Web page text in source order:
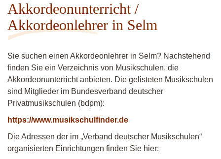
Akkordeonunterricht /
Akkordeonlehrer in Selm
Sie suchen einen Akkordeonlehrer in Selm? Nachstehend
finden Sie ein Verzeichnis von Musikschulen, die
Akkordeonunterricht anbieten. Die gelisteten Musikschulen
sind Mitglieder im Bundesverband deutscher
Privatmusikschulen (bdpm):
https://www.musikschulfinder.de
Die Adressen der im „Verband deutscher Musikschulen“
organisierten Einrichtungen finden Sie hier: